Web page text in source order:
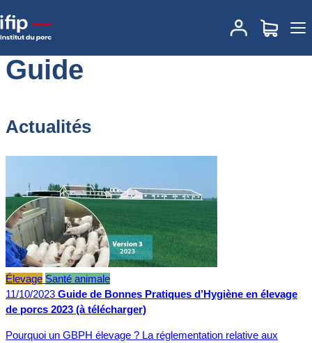
Accueil
Guide
Actualités
Élevage Santé animale
11/10/2023 Guide de Bonnes Pratiques d’Hygiène en élevage
de porcs 2023 (à télécharger)
Pourquoi un GBPH élevage ? La réglementation relative aux